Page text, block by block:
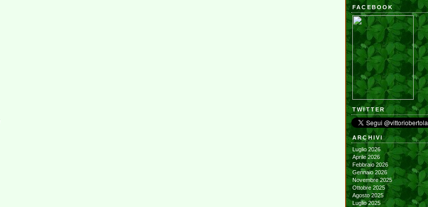
FACEBOOK
TWITTER
ARCHIVI
Luglio 2026
Aprile 2026
Febbraio 2026
Gennaio 2026
Novembre 2025
Ottobre 2025
Agosto 2025
Luglio 2025